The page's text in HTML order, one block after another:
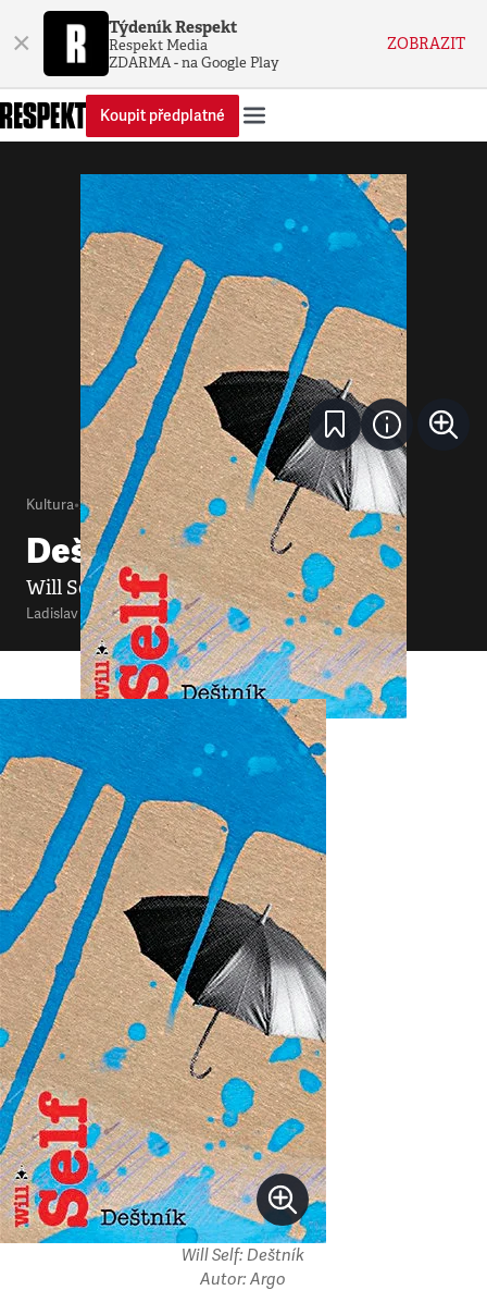
× Týdeník Respekt
Respekt Media
ZDARMA - na Google Play
ZOBRAZIT
Koupit předplatné
Kultura•22. 2. 2015•2 minuty
Deštník
Will Self
Ladislav Nagy
Will Self: Deštník
Autor: Argo